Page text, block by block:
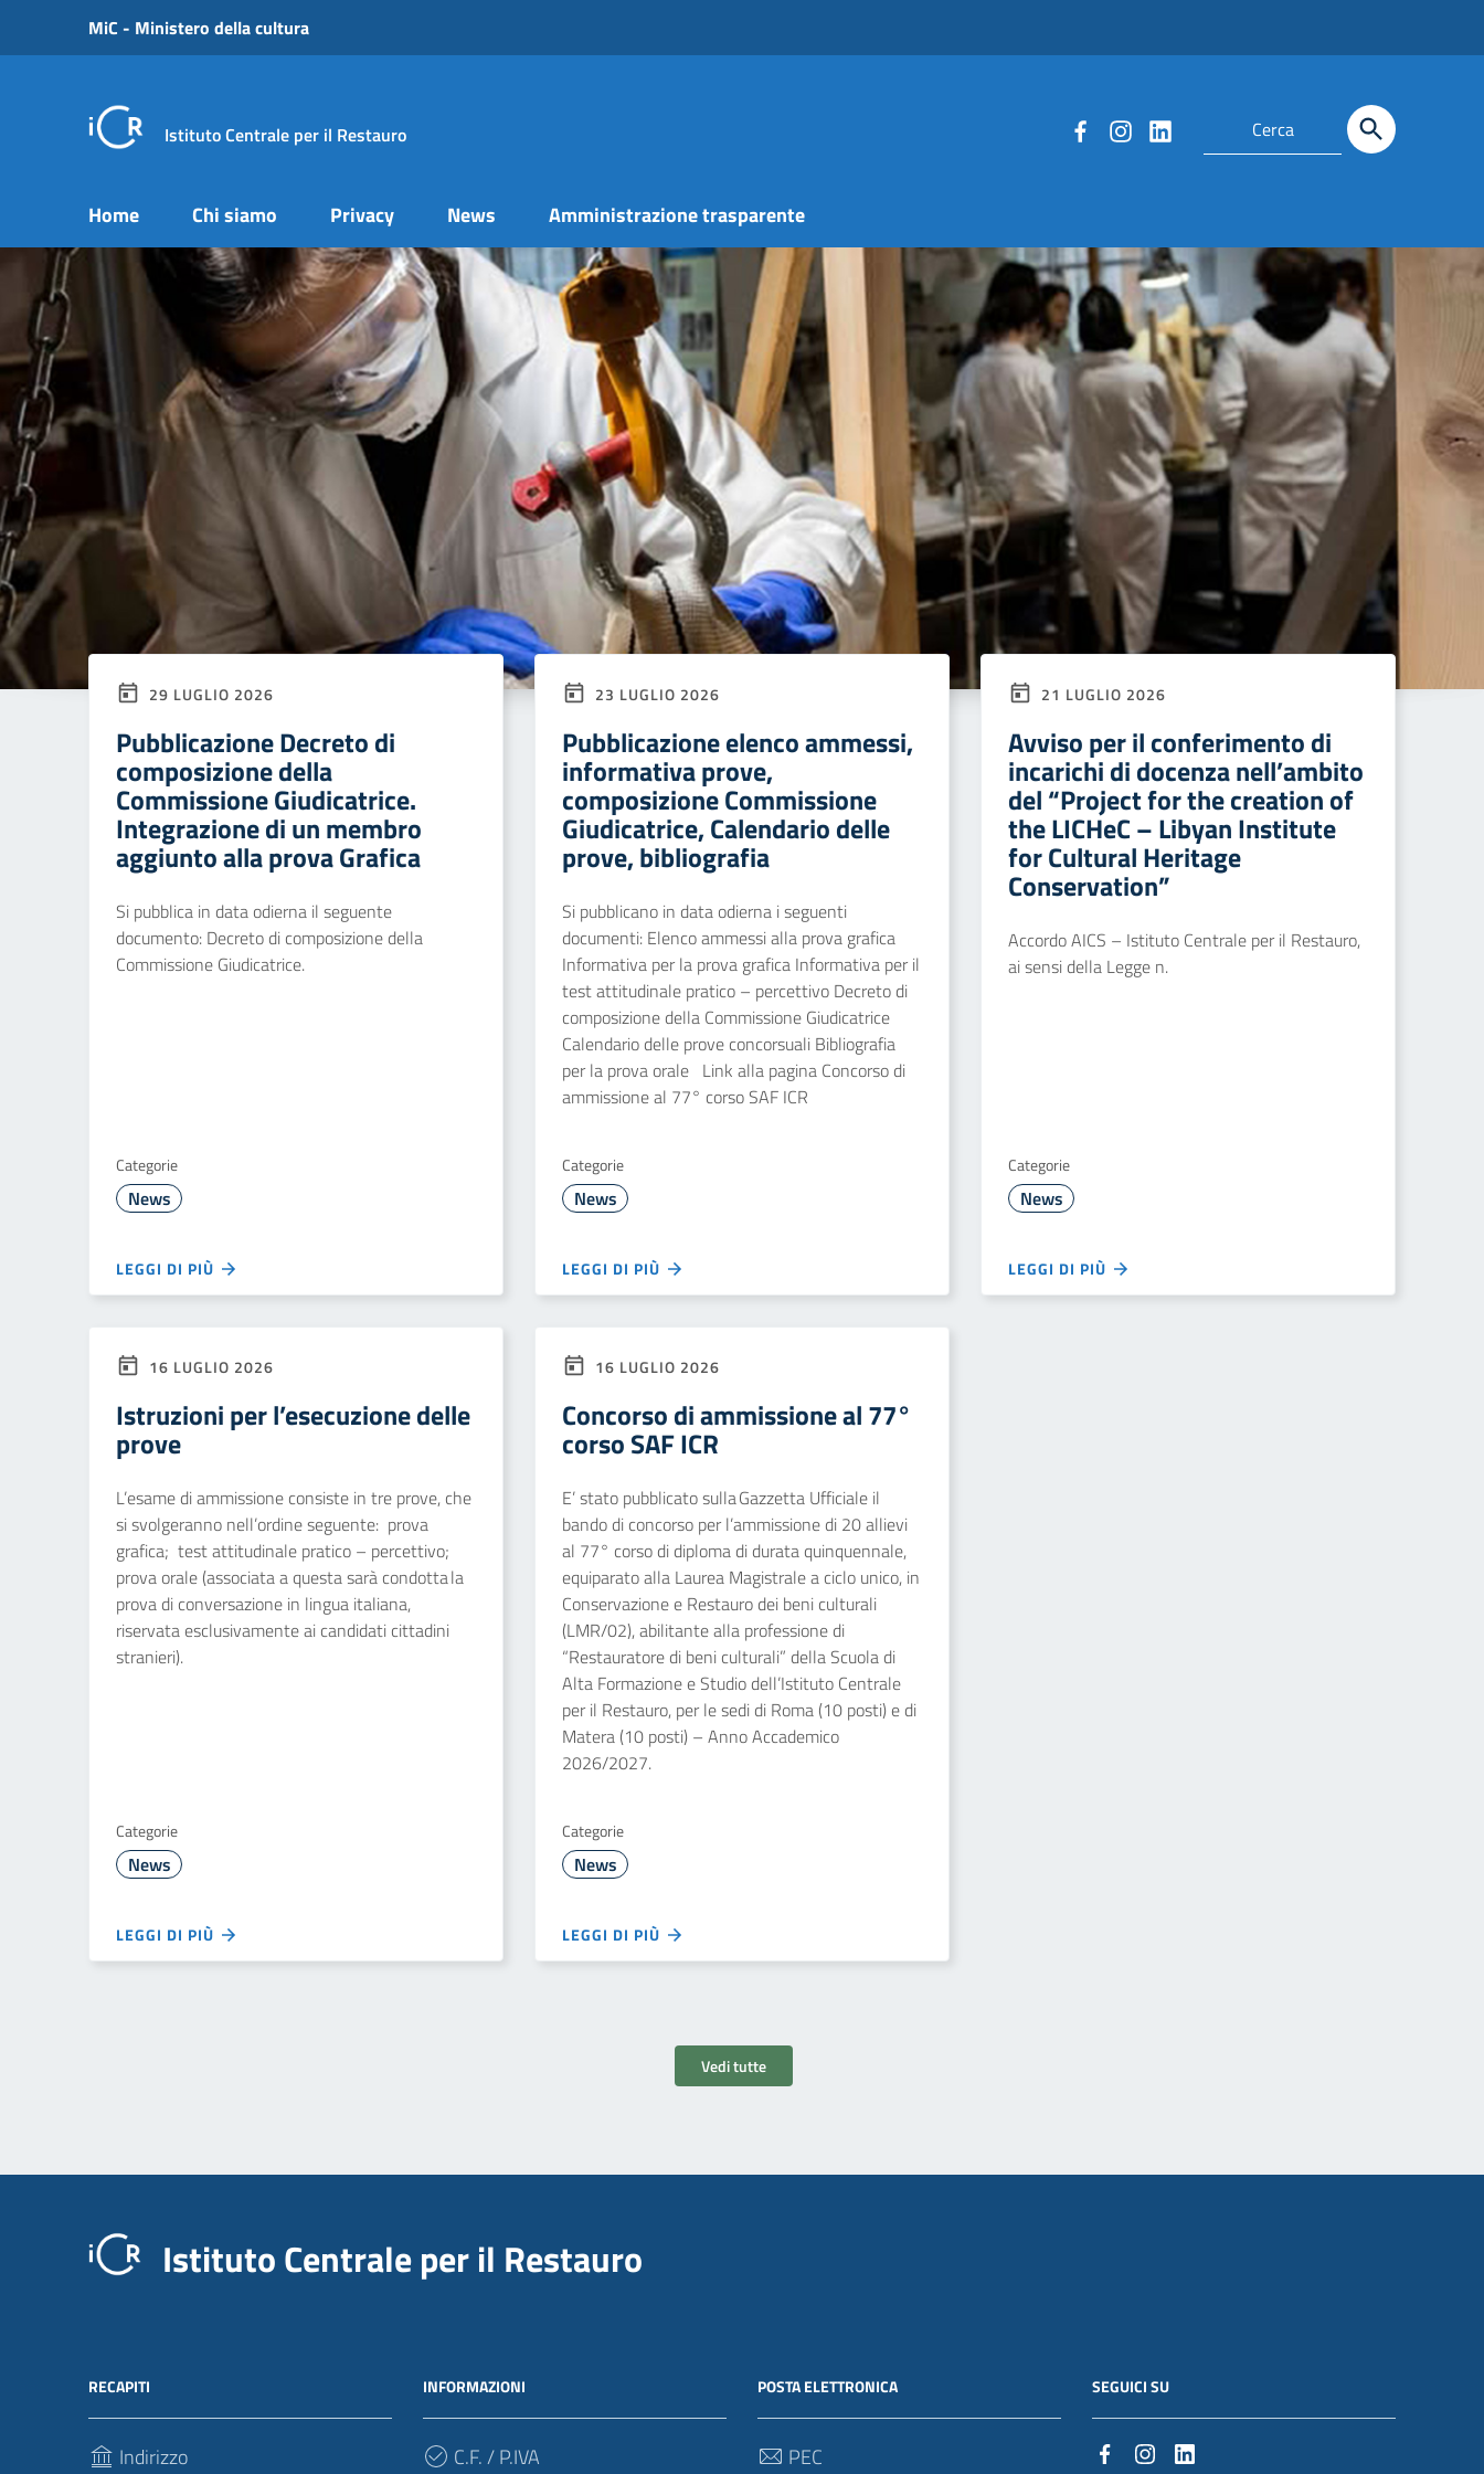
Vai ai contenuti
Vai al menu di navigazione
MiC - Ministero della cultura
Istituto Centrale per il Restauro
Home Chi siamo Privacy News Amministrazione trasparente
29 LUGLIO 2026
Pubblicazione Decreto di
composizione della
Commissione Giudicatrice.
Integrazione di un membro
aggiunto alla prova Grafica
Si pubblica in data odierna il seguente
documento: Decreto di composizione della
Commissione Giudicatrice.
Categorie
News
LEGGI DI PIÙ
23 LUGLIO 2026
Pubblicazione elenco ammessi,
informativa prove,
composizione Commissione
Giudicatrice, Calendario delle
prove, bibliografia
Si pubblicano in data odierna i seguenti
documenti: Elenco ammessi alla prova grafica
Informativa per la prova grafica Informativa per il
test attitudinale pratico – percettivo Decreto di
composizione della Commissione Giudicatrice
Calendario delle prove concorsuali Bibliografia
per la prova orale Link alla pagina Concorso di
ammissione al 77° corso SAF ICR
Categorie
News
LEGGI DI PIÙ
21 LUGLIO 2026
Avviso per il conferimento di
incarichi di docenza nell’ambito
del “Project for the creation of
the LICHeC – Libyan Institute
for Cultural Heritage
Conservation”
Accordo AICS – Istituto Centrale per il Restauro,
ai sensi della Legge n.
Categorie
News
LEGGI DI PIÙ
16 LUGLIO 2026
Istruzioni per l’esecuzione delle
prove
L’esame di ammissione consiste in tre prove, che
si svolgeranno nell’ordine seguente: prova
grafica; test attitudinale pratico – percettivo;
prova orale (associata a questa sarà condotta la
prova di conversazione in lingua italiana,
riservata esclusivamente ai candidati cittadini
stranieri).
Categorie
News
LEGGI DI PIÙ
16 LUGLIO 2026
Concorso di ammissione al 77°
corso SAF ICR
E’ stato pubblicato sulla Gazzetta Ufficiale il
bando di concorso per l’ammissione di 20 allievi
al 77° corso di diploma di durata quinquennale,
equiparato alla Laurea Magistrale a ciclo unico, in
Conservazione e Restauro dei beni culturali
(LMR/02), abilitante alla professione di
“Restauratore di beni culturali” della Scuola di
Alta Formazione e Studio dell’Istituto Centrale
per il Restauro, per le sedi di Roma (10 posti) e di
Matera (10 posti) – Anno Accademico
2026/2027.
Categorie
News
LEGGI DI PIÙ
Vedi tutte
Istituto Centrale per il Restauro
RECAPITI
Indirizzo
INFORMAZIONI
C.F. / P.IVA
POSTA ELETTRONICA
PEC
SEGUICI SU